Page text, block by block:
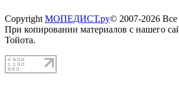
Copyright МОПЕДИСТ.ру© 2007-2026
При копировании материалов с нашего
Тойота.